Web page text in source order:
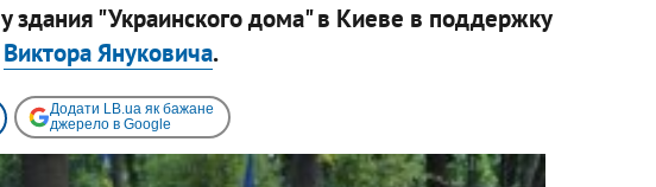
здания "Украинского дома" в Киеве в поддержку
Виктора Януковича.
Додати LB.ua як бажане
джерело в Google